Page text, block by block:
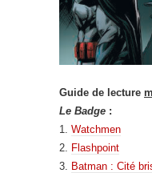
Guide de lecture
Le Badge :
1. Watchmen
2.
Flashpoint
3.
Batman : Cité